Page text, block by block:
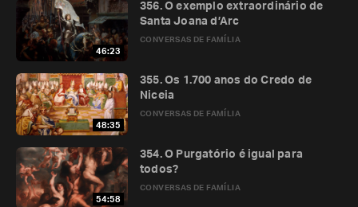
46:23
CONVERSAS DE FAMÍLIA
356. O exemplo extraordinário de
Santa Joana d’Arc
48:35
CONVERSAS DE FAMÍLIA
355. Os 1.700 anos do Credo de
Niceia
54:58
CONVERSAS DE FAMÍLIA
354. O Purgatório é igual para
todos?